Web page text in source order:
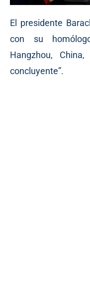
El presidente
con su
Hangzhou,
concluyente”.